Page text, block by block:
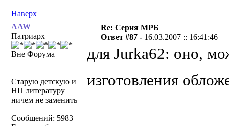
Наверх
AAW
Патриарх
Вне Форума
Старую детскую и
НП литературу
ничем не заменить
Сообщений: 5983
Re: Серия МРБ
Ответ #87 - 16.03.2007 :: 16:41:46
для Jurka62: оно,
изготовления